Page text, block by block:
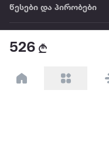
526
წესები და პირობები